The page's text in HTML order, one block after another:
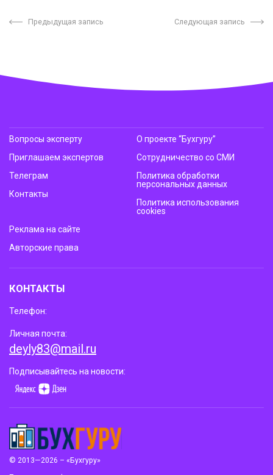
Предыдущая запись Следующая запись
© 2013—2026 – «Бухгуру»
Вопросы эксперту
Приглашаем экспертов
Телеграм
Контакты
О проекте “Бухгуру”
Сотрудничество со СМИ
Политика обработки
персональных данных
Политика использования
cookies
Реклама на сайте
Авторские права
КОНТАКТЫ
Телефон:
Личная почта:
deyly83@mail.ru
Подписывайтесь на новости: